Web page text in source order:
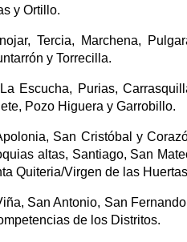
y Ortillo.
Tercia, Marchena,
y Torrecilla.
Escucha, Purias,
Pozo Higuera y Garrobillo.
San Cristóbal y
altas, Santiago, San
Quiteria/Virgen de las
San Antonio, San
de los Distritos.